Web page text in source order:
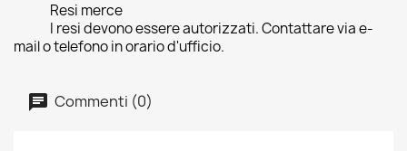
Resi merce
I resi devono essere autorizzati. Contattare via e-
mail o telefono in orario d'ufficio.
Commenti (0)